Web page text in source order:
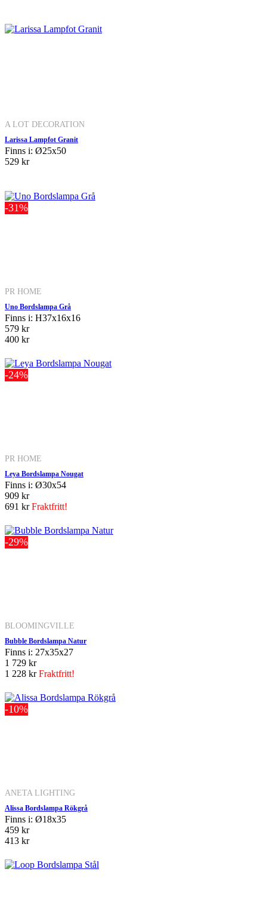
A LOT DECORATION
Larissa Lampfot Granit
Finns i: Ø25x50
529 kr
-31%
PR HOME
Uno Bordslampa Grå
Finns i: H37x16x16
579 kr
400 kr
-24%
PR HOME
Leya Bordslampa Nougat
Finns i: Ø30x54
909 kr
691 krFraktfritt!
-29%
BLOOMINGVILLE
Bubble Bordslampa Natur
Finns i: 27x35x27
1 729 kr
1 228 krFraktfritt!
-10%
ANETA LIGHTING
Alissa Bordslampa Rökgrå
Finns i: Ø18x35
459 kr
413 kr